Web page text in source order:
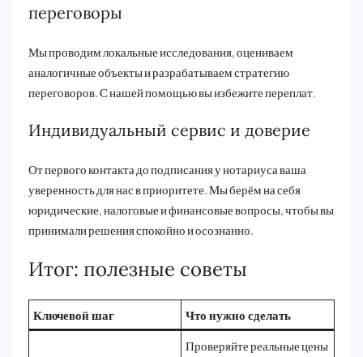
переговоры
Мы проводим локальные исследования, оцениваем
аналогичные объекты и разрабатываем стратегию
переговоров. С нашей помощью вы избежите переплат.
Индивидуальный сервис и доверие
От первого контакта до подписания у нотариуса ваша
уверенность для нас в приоритете. Мы берём на себя
юридические, налоговые и финансовые вопросы, чтобы вы
принимали решения спокойно и осознанно.
Итог: полезные советы
Ключевой шаг Что нужно сделать
Проверяйте реальные цены